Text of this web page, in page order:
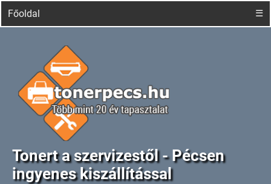
Főoldal ☰
Tonert a szervizestől - Pécsen
ingyenes kiszállítással